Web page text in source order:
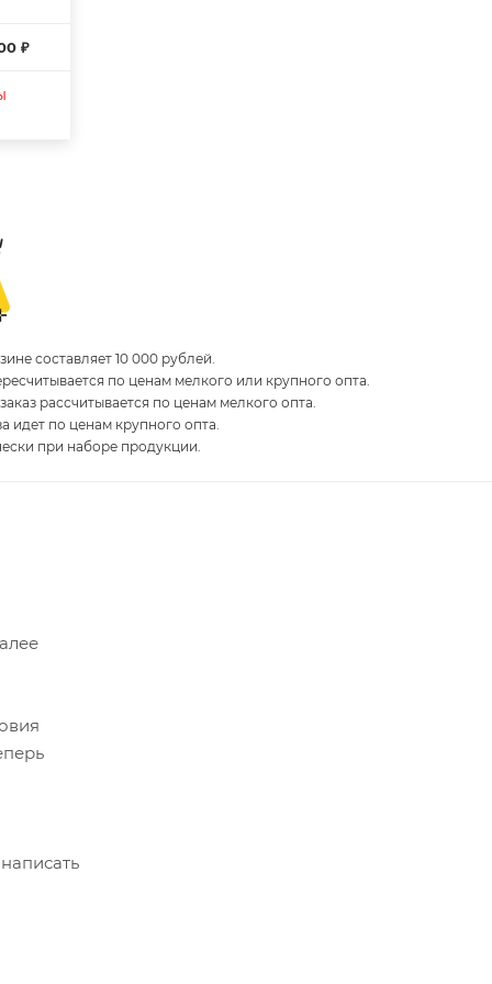
₽
составляет 10 000 рублей.
по ценам мелкого или крупного опта.
рассчитывается по ценам мелкого опта.
идет по ценам крупного опта.
при наборе продукции.